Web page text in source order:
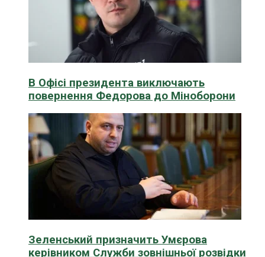
В Офісі президента виключають
повернення Федорова до Міноборони
Зеленський призначить Умєрова
керівником Служби зовнішньої розвідки